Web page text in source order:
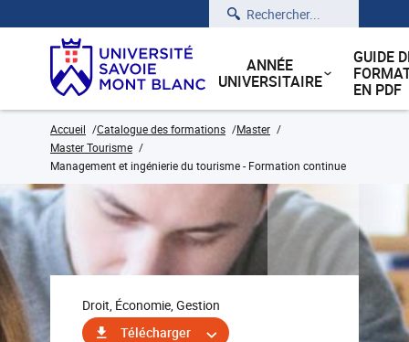
Rechercher
ANNÉE
UNIVERSITAIRE
GUIDE
EN PDF
Accueil Catalogue des formations
Master
Master Tourisme
Management et ingénierie du tourisme - Formation continue
Droit, Économie, Gestion
Télécharger